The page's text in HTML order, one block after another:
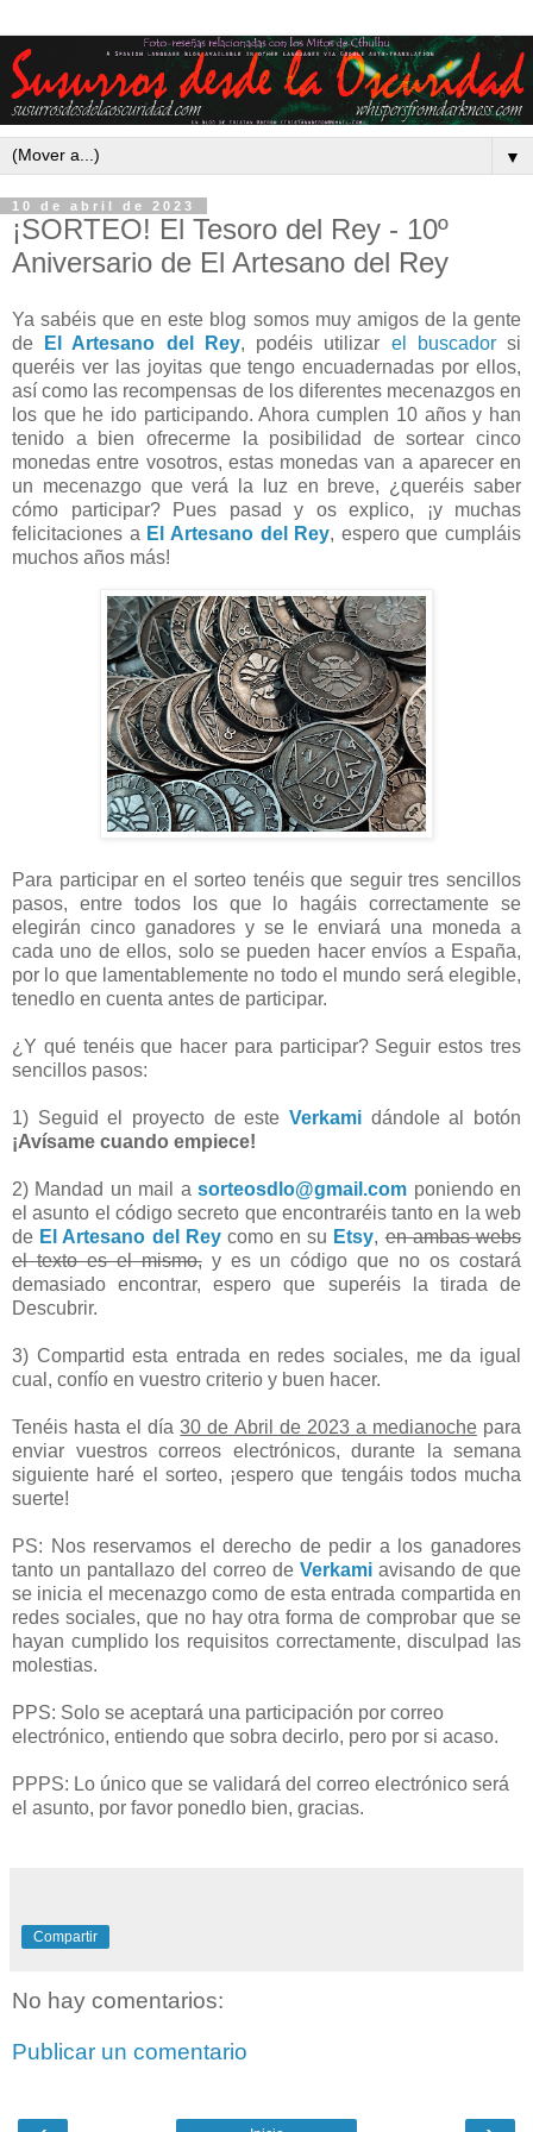
▼
10 de abril de 2023
¡SORTEO! El Tesoro del Rey - 10º
Aniversario de El Artesano del Rey
Ya sabéis que en este blog somos muy amigos de la gente
de
El Artesano del Rey, podéis utilizar el buscadorsi
queréis ver las joyitas que tengo encuadernadas por ellos,
así como las recompensas de los diferentes mecenazgos en
los que he ido participando. Ahora cumplen 10 años y han
tenido a bien ofrecerme la posibilidad de sortear cinco
monedas entre vosotros, estas monedas van a aparecer en
un mecenazgo que verá la luz en breve, ¿queréis saber
cómo participar? Pues pasad y os explico, ¡y muchas
felicitaciones a El Artesano del Rey, espero que cumpláis
muchos años más!
Para participar en el sorteo tenéis que seguir tres sencillos
pasos, entre todos los que lo hagáis correctamente se
elegirán cinco ganadores y se le enviará una moneda a
cada uno de ellos, solo se pueden hacer envíos a España,
por lo que lamentablemente no todo el mundo será elegible,
tenedlo en cuenta antes de participar.
¿Y qué tenéis que hacer para participar? Seguir estos tres
sencillos pasos:
1) Seguid el proyecto de este Verkami dándole al botón
¡Avísame cuando empiece!
2) Mandad un mail asorteosdlo@gmail.com poniendo en
el asunto el código secreto que encontraréis tanto en la web
de El Artesano del Reycomo en su Etsy,en ambas webs
el texto es el mismo,y es un código que no os costará
demasiado encontrar, espero que superéis la tirada de
Descubrir.
3) Compartid esta entrada en redes sociales, me da igual
cual, confío en vuestro criterio y buen hacer.
Tenéis hasta el día30 de Abril de 2023 a medianochepara
enviar vuestros correos electrónicos, durante la semana
siguiente haré el sorteo, ¡espero que tengáis todos mucha
suerte!
PS: Nos reservamos el derecho de pedir a los ganadores
tanto un pantallazo del correo de Verkami avisando de que
se inicia el mecenazgo como de esta entrada compartida en
redes sociales, que no hay otra forma de comprobar que se
hayan cumplido los requisitos correctamente, disculpad las
molestias.
PPS: Solo se aceptará una participación por correo
electrónico, entiendo que sobra decirlo, pero por si acaso.
PPPS: Lo único que se validará del correo electrónico será
el asunto, por favor ponedlo bien, gracias.
Compartir
No hay comentarios:
Publicar un comentario